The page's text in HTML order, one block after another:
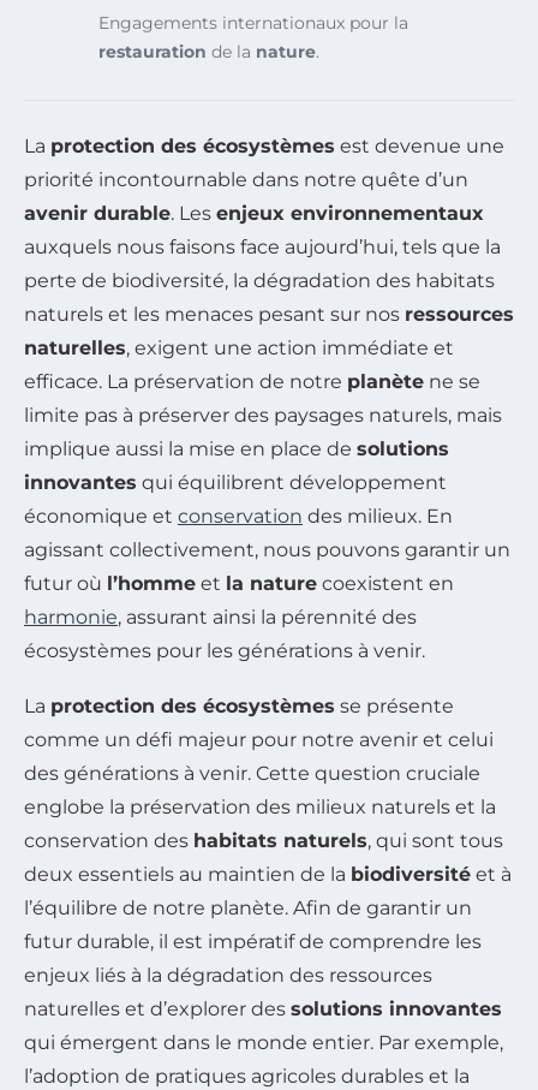
Engagements internationaux pour la
restauration de la nature.
La protection des écosystèmes est devenue une
priorité incontournable dans notre quête d’un
avenir durable. Les enjeux environnementaux
auxquels nous faisons face aujourd’hui, tels que la
perte de biodiversité, la dégradation des habitats
naturels et les menaces pesant sur nos ressources
naturelles, exigent une action immédiate et
efficace. La préservation de notre planète ne se
limite pas à préserver des paysages naturels, mais
implique aussi la mise en place de solutions
innovantes qui équilibrent développement
économique et conservation des milieux. En
agissant collectivement, nous pouvons garantir un
futur où l’homme et la nature coexistent en
harmonie, assurant ainsi la pérennité des
écosystèmes pour les générations à venir.
La protection des écosystèmes se présente
comme un défi majeur pour notre avenir et celui
des générations à venir. Cette question cruciale
englobe la préservation des milieux naturels et la
conservation des habitats naturels, qui sont tous
deux essentiels au maintien de la biodiversité et à
l’équilibre de notre planète. Afin de garantir un
futur durable, il est impératif de comprendre les
enjeux liés à la dégradation des ressources
naturelles et d’explorer des solutions innovantes
qui émergent dans le monde entier. Par exemple,
l’adoption de pratiques agricoles durables et la